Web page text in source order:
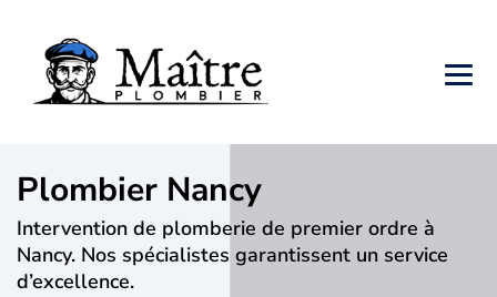
Plombier Nancy
Intervention de plomberie de premier ordre à
Nancy. Nos spécialistes garantissent un service
d’excellence.